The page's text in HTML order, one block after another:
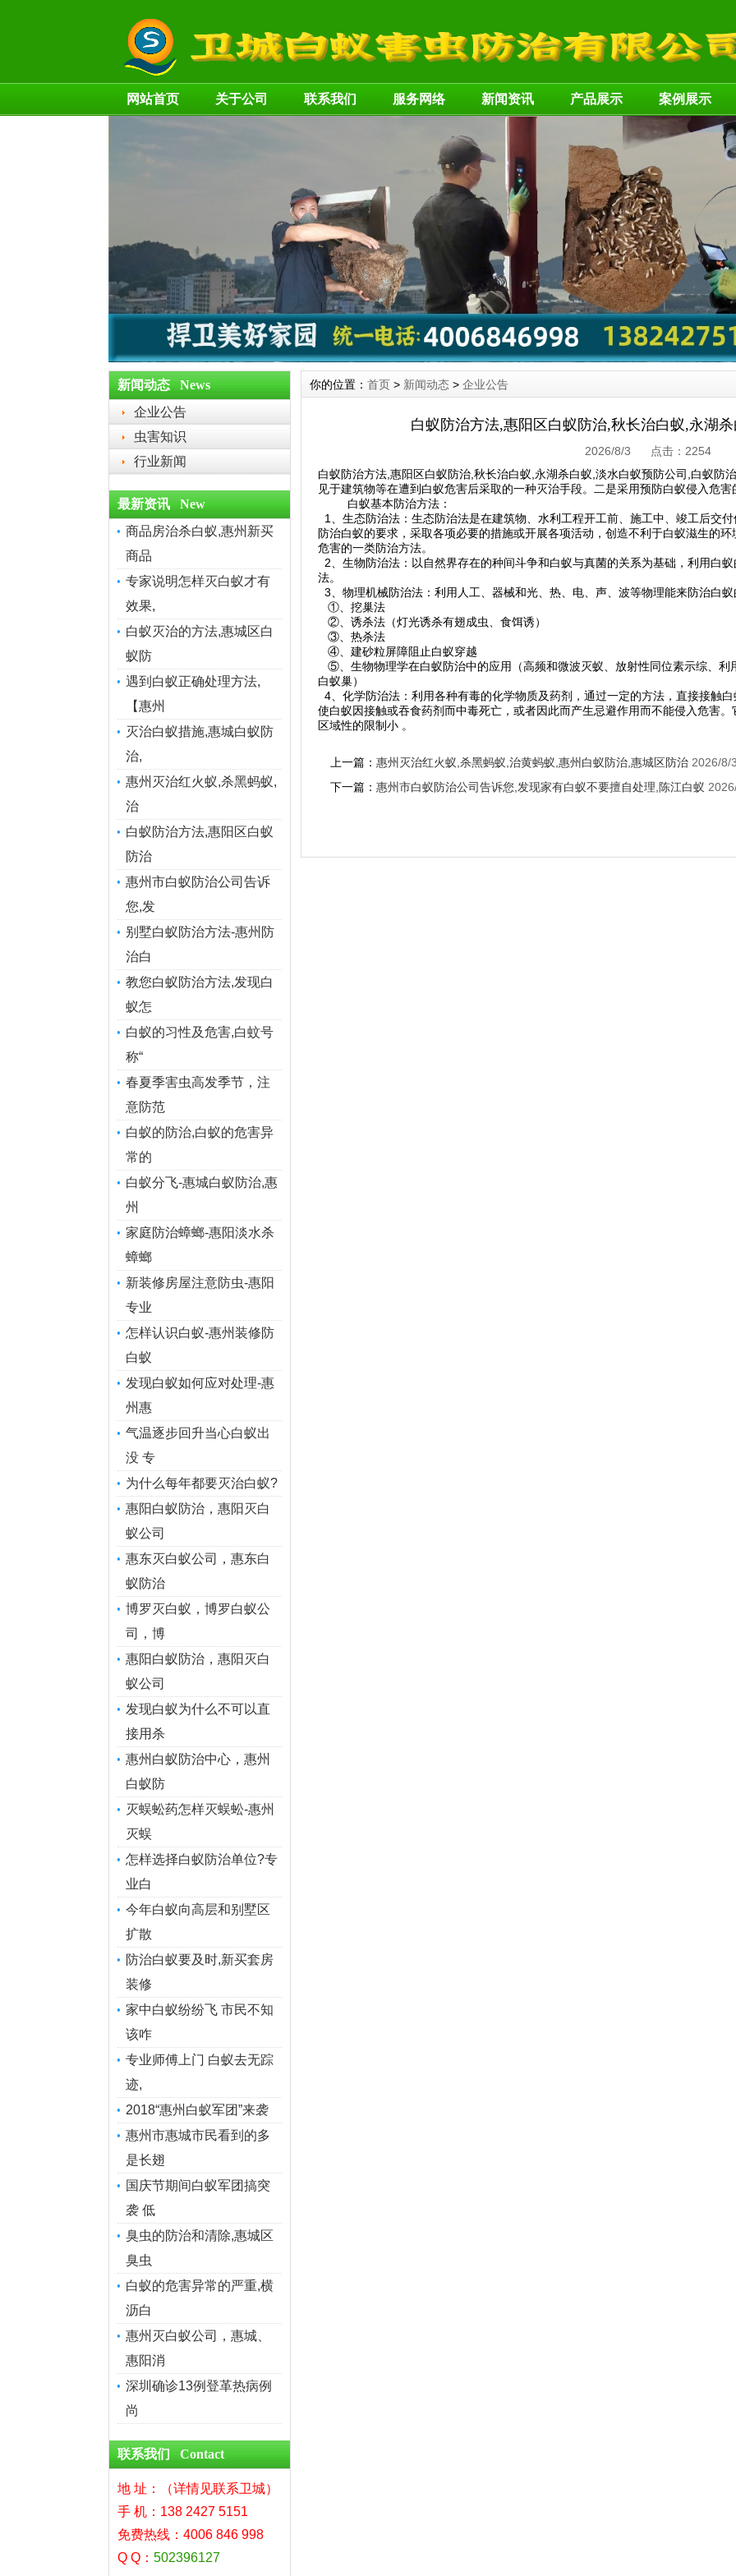
网站首页 关于公司 联系我们 服务网络 新闻资讯 产品展示 案例展示
新闻动态 News
企业公告
虫害知识
行业新闻
最新资讯 New
商品房治杀白蚁,惠州新买
商品
专家说明怎样灭白蚁才有
效果,
白蚁灭治的方法,惠城区白
蚁防
遇到白蚁正确处理方法,
【惠州
灭治白蚁措施,惠城白蚁防
治,
惠州灭治红火蚁,杀黑蚂蚁,
治
白蚁防治方法,惠阳区白蚁
防治
惠州市白蚁防治公司告诉
您,发
别墅白蚁防治方法-惠州防
治白
教您白蚁防治方法,发现白
蚁怎
白蚁的习性及危害,白蚊号
称“
春夏季害虫高发季节，注
意防范
白蚁的防治,白蚁的危害异
常的
白蚁分飞-惠城白蚁防治,惠
州
家庭防治蟑螂-惠阳淡水杀
蟑螂
新装修房屋注意防虫-惠阳
专业
怎样认识白蚁-惠州装修防
白蚁
发现白蚁如何应对处理-惠
州惠
气温逐步回升当心白蚁出
没 专
为什么每年都要灭治白蚁?
惠阳白蚁防治，惠阳灭白
蚁公司
惠东灭白蚁公司，惠东白
蚁防治
博罗灭白蚁，博罗白蚁公
司，博
惠阳白蚁防治，惠阳灭白
蚁公司
发现白蚁为什么不可以直
接用杀
惠州白蚁防治中心，惠州
白蚁防
灭蜈蚣药怎样灭蜈蚣-惠州
灭蜈
怎样选择白蚁防治单位?专
业白
今年白蚁向高层和别墅区
扩散
防治白蚁要及时,新买套房
装修
家中白蚁纷纷飞 市民不知
该咋
专业师傅上门 白蚁去无踪
迹,
2018“惠州白蚁军团”来袭
惠州市惠城市民看到的多
是长翅
国庆节期间白蚁军团搞突
袭 低
臭虫的防治和清除,惠城区
臭虫
白蚁的危害异常的严重,横
沥白
惠州灭白蚁公司，惠城、
惠阳消
深圳确诊13例登革热病例
尚
联系我们 Contact
地 址：（详情见联系卫城）
手 机：138 2427 5151
免费热线：4006 846 998
Q Q： 502396127
你的位置： 首页 > 新闻动态 > 企业公告
白蚁防治方法,惠阳区白蚁防治,秋长治白蚁,永湖
2026/8/3 点击： 2254
白蚁防治方法,惠阳区白蚁防治 ,秋长治白蚁,永湖杀白蚁 ,淡水白蚁预防公司, 白蚁防治
见于建筑物等在遭到 白蚁危害后采取的一种灭治手段。二是采用预防白蚁侵入危害
白蚁基本防治方法：
1、生态防治法：生态防治法是在建筑物、水利工程开工前、施工中、竣工后交
防治白蚁的要求，采取各项必要的措施或开展各项活动，创造不利于白蚁滋生的
危害的一类防治方法。
2、生物防治法：以自然界存在的种间斗争和白蚁与真菌的关系为基础，利用白
法。
3、物理机械防治法：利用人工、器械和光、热、电、声、波等物理能来防治白蚁
①、挖巢法
②、诱杀法（灯光诱杀有翅成虫、食饵诱）
③、热杀法
④、建砂粒屏障阻止白蚁穿越
⑤、生物物理学在白蚁防治中的应用（高频和微波灭蚁、放射性同位素示综、
白蚁巢）
4、化学防治法：利用各种有毒的化学物质及药剂，通过一定的方法，直接接触
使白蚁因接触或吞食药剂而中毒死亡，或者因此而产生忌避作用而不能侵入危害
区域性的限制小 。
上一篇： 惠州灭治红火蚁,杀黑蚂蚁,治黄蚂蚁,惠州白蚁防治,惠城区防治 2026/8/3
下一篇： 惠州市白蚁防治公司告诉您,发现家有白蚁不要擅自处理,陈江白蚁